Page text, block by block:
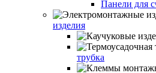
Панели для
изделия
трубка